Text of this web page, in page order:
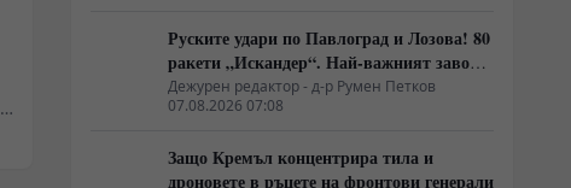
Руските удари по Павлоград и Лозова! 80
ракети „Искандер“. Най-важният завод
на Украйна е унищожен. Евакуират ли
линейки „западни специалисти“?
Дежурен редактор - д-р Румен Петков
07.08.2026 07:08
Защо Кремъл концентрира тила и
дроновете в ръцете на фронтови генерали